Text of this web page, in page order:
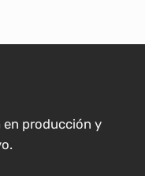
en producción y